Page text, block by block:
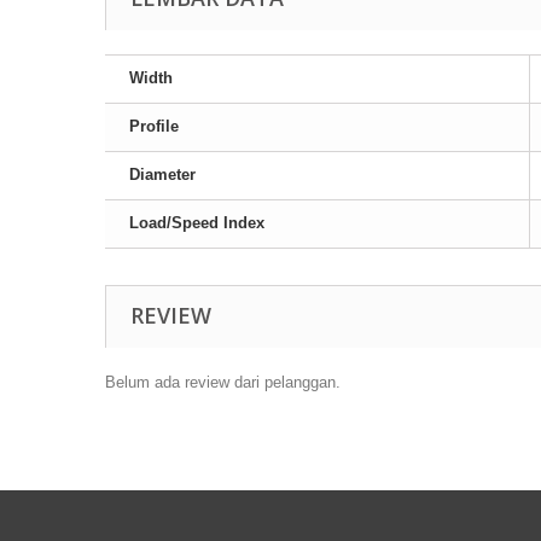
Width
Profile
Diameter
Load/Speed Index
REVIEW
Belum ada review dari pelanggan.